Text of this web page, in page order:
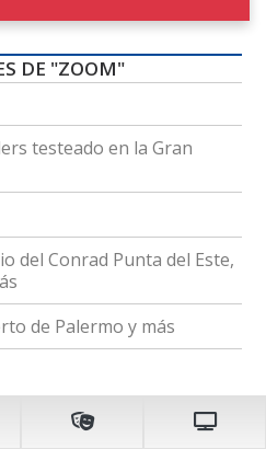
DE "ZOOM"
testeado en la Gran
del Conrad Punta del Este,
de Palermo y más